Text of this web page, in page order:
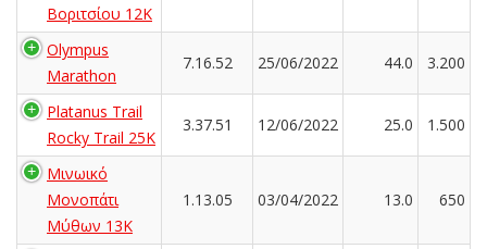
Βοριτσίου 12Κ
Olympus
Marathon
7.16.52 25/06/2022 44.0 3.200
Platanus Trail
Rocky Trail 25K
3.37.51 12/06/2022 25.0 1.500
Μινωικό
Μονοπάτι
Μύθων 13Κ
1.13.05 03/04/2022 13.0 650